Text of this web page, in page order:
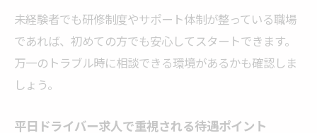
未経験者でも研修制度やサポート体制が整っている職場
であれば、初めての方でも安心してスタートできます。
万一のトラブル時に相談できる環境があるかも確認しま
しょう。
平日ドライバー求人で重視される待遇ポイント